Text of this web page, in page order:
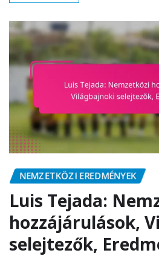
NEMZETKÖZI EREDMÉNYEK
Luis Tejada:
hozzájárulások,
selejtezők,